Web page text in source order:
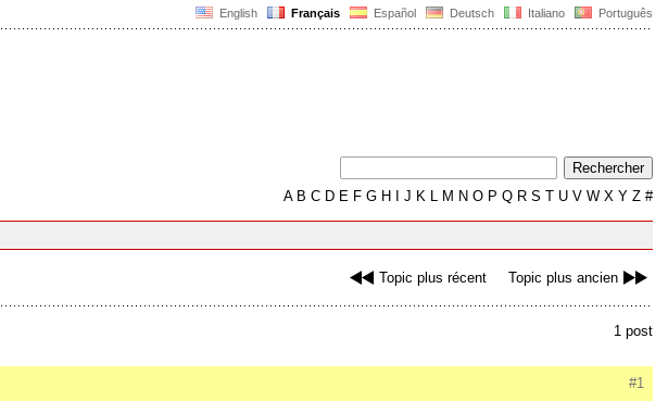
English Français Español Deutsch Italiano Português
AB C D E F G H J K L M N O P Q R S T U V W X Y Z #
Topic plus récent Topic plus ancien
1 post
#1